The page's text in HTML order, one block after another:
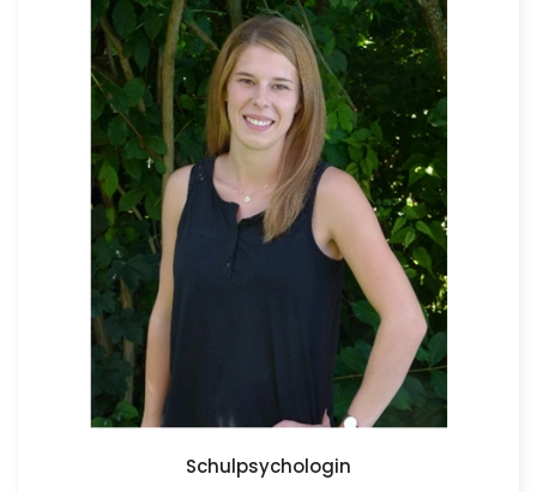
Schulpsychologin